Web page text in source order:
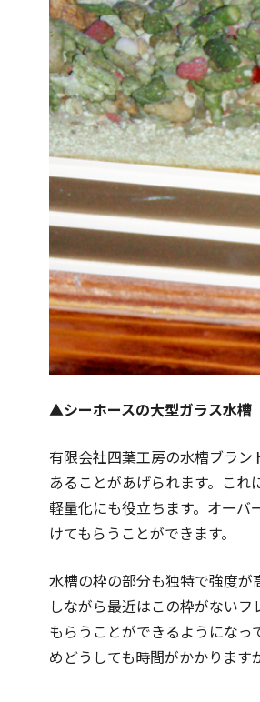
▲シーホースの大型ガラス水槽
有限会社四葉工房の水槽ブラ
あることがあげられます。これ
軽量化にも役立ちます。オー
けてもらうことができます。
水槽の枠の部分も独特で強度
しながら最近はこの枠がない
もらうことができるようにな
めどうしても時間がかかります